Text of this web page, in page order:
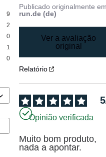
9
2
0
1
0
Publicado originalmente
run.de (de)
Ver a avaliação
original
Relatório
5
Opinião verificada
Muito bom produto,
nada a apontar.